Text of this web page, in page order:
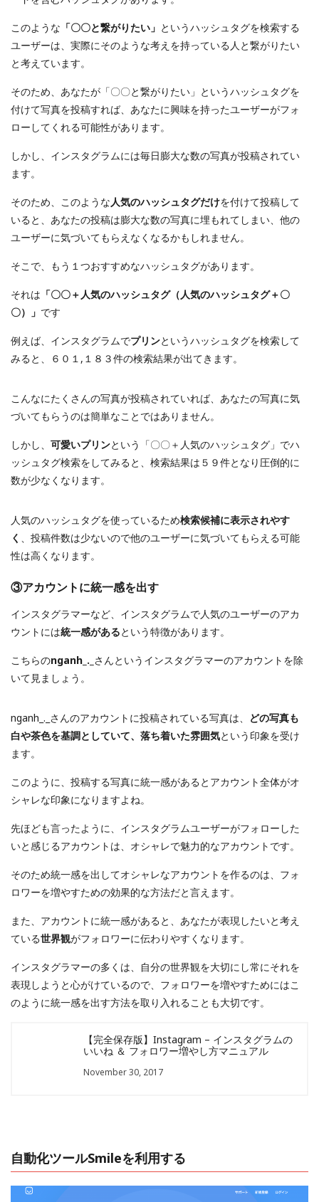
このような 「〇〇と繋がりたい」 というハッシュタグを検索する
ユーザーは、実際にそのような考えを持っている人と繋がりたい
と考えています。
そのため、あなたが「〇〇と繋がりたい」というハッシュタグを
付けて写真を投稿すれば、あなたに興味を持ったユーザーがフォ
ローしてくれる可能性があります。
しかし、インスタグラムには毎日膨大な数の写真が投稿されてい
ます。
そのため、このような人気のハッシュタグだけを付けて投稿して
いると、あなたの投稿は膨大な数の写真に埋もれてしまい、他の
ユーザーに気づいてもらえなくなるかもしれません。
そこで、もう１つおすすめなハッシュタグがあります。
それは 「〇〇＋人気のハッシュタグ（人気のハッシュタグ＋〇
〇）」 です
例えば、インスタグラムでプリンというハッシュタグを検索して
みると、６０１,１８３件の検索結果が出てきます。
こんなにたくさんの写真が投稿されていれば、あなたの写真に気
づいてもらうのは簡単なことではありません。
しかし、 可愛いプリンという「〇〇＋人気のハッシュタグ」でハ
ッシュタグ検索をしてみると、検索結果は５９件となり圧倒的に
数が少なくなります。
人気のハッシュタグを使っているため検索候補に表示されやす
く 、投稿件数は少ないので他のユーザーに気づいてもらえる可能
性は高くなります。
③アカウントに統一感を出す
インスタグラマーなど、インスタグラムで人気のユーザーのアカ
ウントには統一感があるという特徴があります。
こちらのnganh_._ さんというインスタグラマーのアカウントを除
いて見ましょう。
nganh_._さんのアカウントに投稿されている写真は、
どの写真も
白や茶色を基調としていて、落ち着いた雰囲気という印象を受け
ます。
このように、投稿する写真に統一感があるとアカウント全体がオ
シャレな印象になりますよね。
先ほども言ったように、インスタグラムユーザーがフォローした
いと感じるアカウントは、オシャレで魅力的なアカウントです。
そのため統一感を出してオシャレなアカウントを作るのは、フォ
ロワーを増やすための効果的な方法だと言えます。
また、アカウントに統一感があると、あなたが表現したいと考え
ている世界観がフォロワーに伝わりやすくなります。
インスタグラマーの多くは、自分の世界観を大切にし常にそれを
表現しようと心がけているので、フォロワーを増やすためにはこ
のように統一感を出す方法を取り入れることも大切です。
【完全保存版】Instagram – インスタグラムの
いいね ＆ フォロワー増やし方マニュアル
November 30, 2017
自動化ツールSmileを利用する